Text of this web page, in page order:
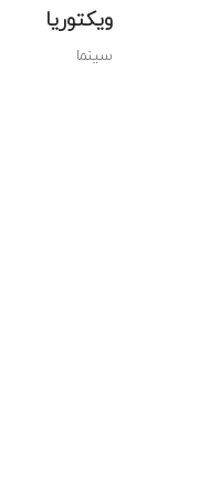
سینما
ویکتوریا